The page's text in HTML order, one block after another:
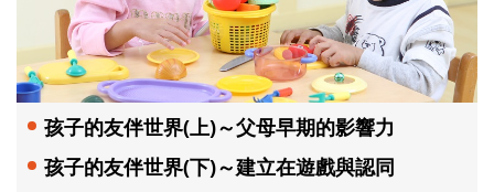
孩子的友伴世界(上)～父母早期的影響力
孩子的友伴世界(下)～建立在遊戲與認同